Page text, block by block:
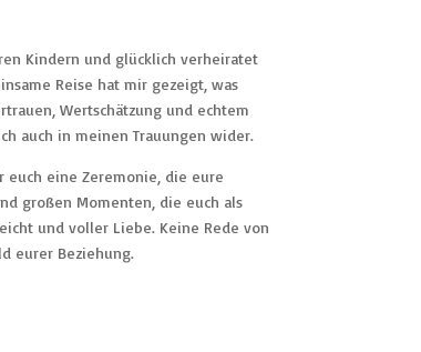
Kindern und glücklich verheiratet
Reise hat mir gezeigt, was
Wertschätzung und echtem
auch in meinen Trauungen wider.
euch eine Zeremonie, die eure
großen Momenten, die euch als
und voller Liebe. Keine Rede von
eurer Beziehung.